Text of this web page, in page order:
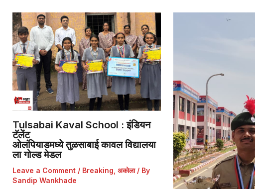
Tulsabai Kaval School : इंडियन
टॅलेंट
ओलंपियाडमध्ये तुळसाबाई कावल विद्यालया
ला गोल्ड मेडल
Leave a Comment / Breaking अकोला/ By
Sandip Wankhade